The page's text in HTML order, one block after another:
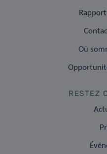
Où
RESTEZ